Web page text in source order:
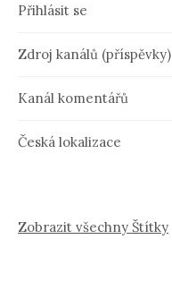
Přihlásit se
Zdroj kanálů (příspěvky)
Kanál komentářů
Česká lokalizace
Zobrazit všechny Štítky